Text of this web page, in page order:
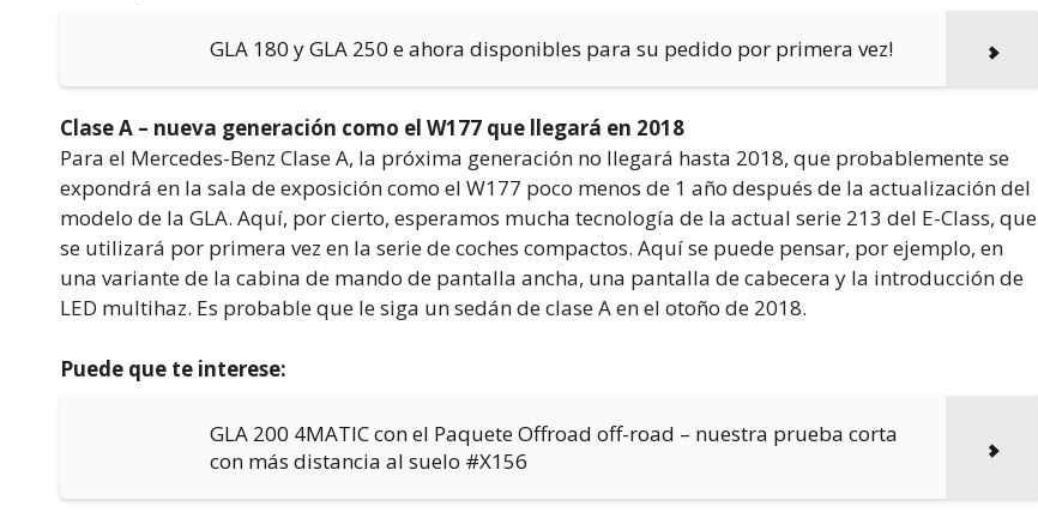
GLA 180 y GLA 250 e ahora disponibles para su pedido por primera vez!
Clase A – nueva generación como el W177 que llegará en 2018
Para el Mercedes-Benz Clase A, la próxima generación no llegará hasta 2018, que probablemente se
expondrá en la sala de exposición como el W177 poco menos de 1 año después de la actualización del
modelo de la GLA. Aquí, por cierto, esperamos mucha tecnología de la actual serie 213 del E-Class, que
se utilizará por primera vez en la serie de coches compactos. Aquí se puede pensar, por ejemplo, en
una variante de la cabina de mando de pantalla ancha, una pantalla de cabecera y la introducción de
LED multihaz. Es probable que le siga un sedán de clase A en el otoño de 2018.
Puede que te interese:
GLA 200 4MATIC con el Paquete Offroad off-road – nuestra prueba corta
con más distancia al suelo #X156